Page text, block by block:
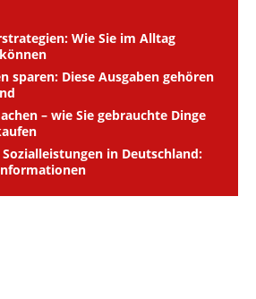
Wie Sie im Alltag
sparen: Diese Ausgaben gehören
– wie Sie gebrauchte Dinge
in Deutschland: